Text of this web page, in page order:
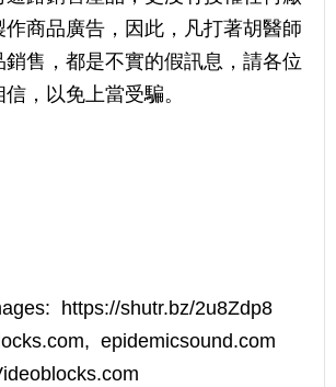
商品廣告，因此，凡打著胡醫師
售，都是不實的假訊息，請各位
，以免上當受騙。
https://shutr.bz/2u8Zdp8
epidemicsound.com